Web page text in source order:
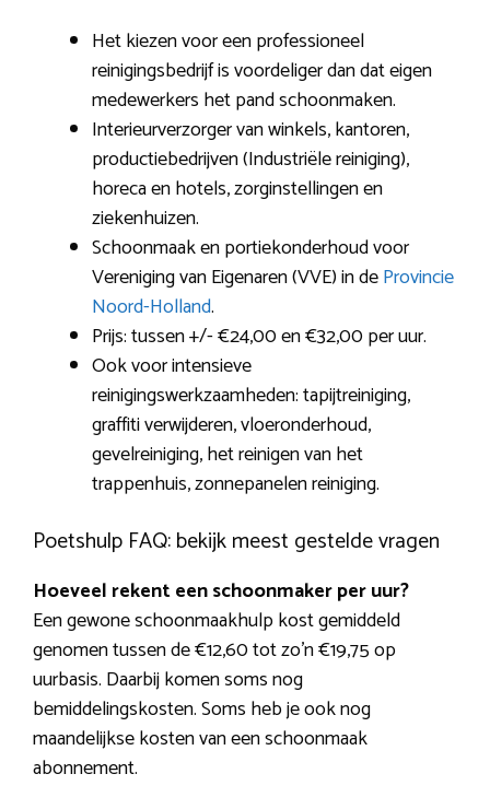
Het kiezen voor een professioneel
reinigingsbedrijf is voordeliger dan dat eigen
medewerkers het pand schoonmaken.
Interieurverzorger van winkels, kantoren,
productiebedrijven (Industriële reiniging),
horeca en hotels, zorginstellingen en
ziekenhuizen.
Schoonmaak en portiekonderhoud voor
Vereniging van Eigenaren (VVE) in deProvincie
Noord-Holland.
Prijs: tussen +/- €24,00 en €32,00 per uur.
Ook voor intensieve
reinigingswerkzaamheden: tapijtreiniging,
graffiti verwijderen, vloeronderhoud,
gevelreiniging, het reinigen van het
trappenhuis, zonnepanelen reiniging.
Poetshulp FAQ: bekijk meest gestelde vragen
Hoeveel rekent een schoonmaker per uur?
Een gewone schoonmaakhulp kost gemiddeld
genomen tussen de €12,60 tot zo’n €19,75 op
uurbasis. Daarbij komen soms nog
bemiddelingskosten. Soms heb je ook nog
maandelijkse kosten van een schoonmaak
abonnement.